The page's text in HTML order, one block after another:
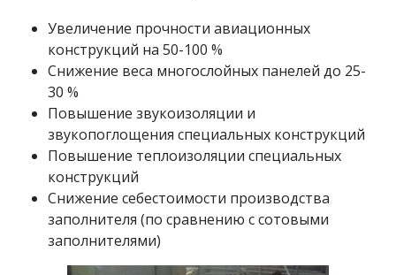
Увеличение прочности авиационных
конструкций на 50-100 %
Снижение веса многослойных панелей до 25-
30 %
Повышение звукоизоляции и
звукопоглощения специальных конструкций
Повышение теплоизоляции специальных
конструкций
Снижение себестоимости производства
заполнителя (по сравнению с сотовыми
заполнителями)